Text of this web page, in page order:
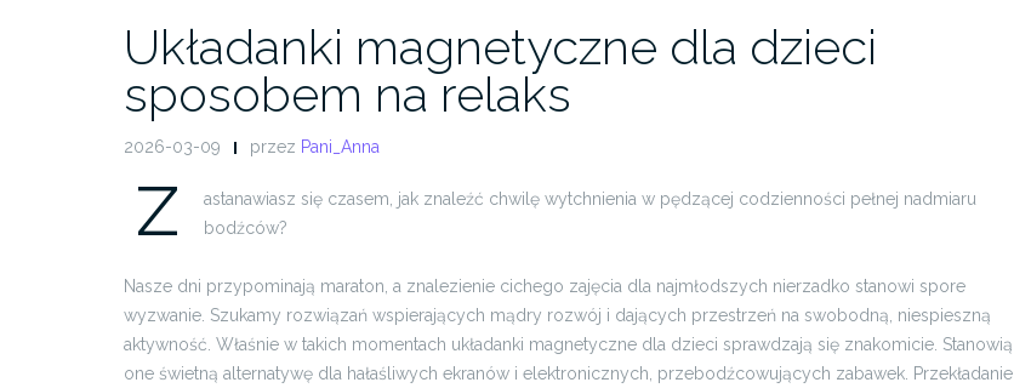
Układanki magnetyczne dla dzieci
sposobem na relaks
2026-03-09 przez Pani_Anna
Z
astanawiasz się czasem, jak znaleźć chwilę wytchnienia w pędzącej codzienności pełnej nadmiaru
bodźców?
Nasze dni przypominają maraton, a znalezienie cichego zajęcia dla najmłodszych nierzadko stanowi spore
wyzwanie. Szukamy rozwiązań wspierających mądry rozwój i dających przestrzeń na swobodną, niespieszną
aktywność. Właśnie w takich momentach układanki magnetyczne dla dzieci sprawdzają się znakomicie. Stanowią
one świetną alternatywę dla hałaśliwych ekranów i elektronicznych, przebodźcowujących zabawek. Przekładanie